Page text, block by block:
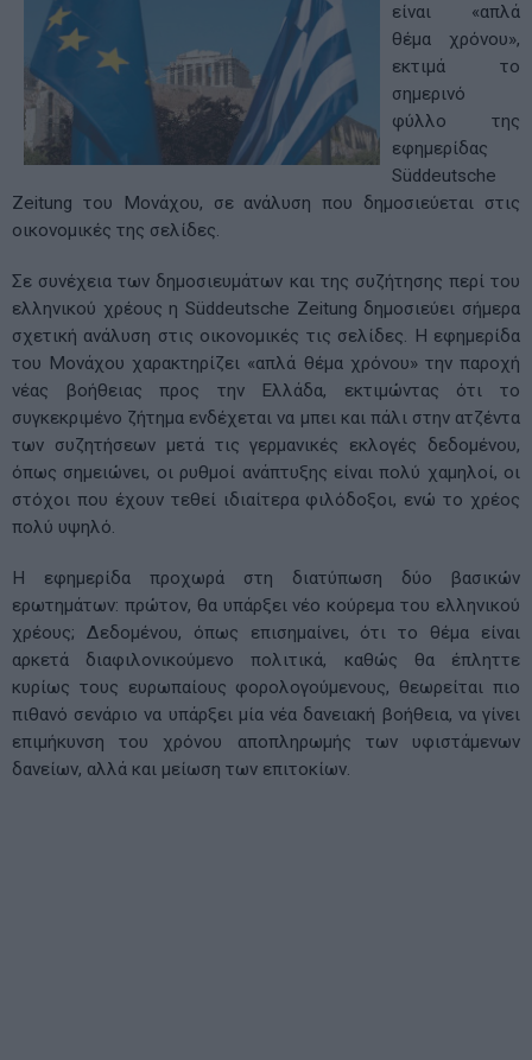
είναι «απλά
θέμα χρόνου»,
εκτιμά το
σημερινό
φύλλο της
εφημερίδας
Süddeutsche
Zeitung του Μονάχου, σε ανάλυση που δημοσιεύεται στις
οικονομικές της σελίδες.
Σε συνέχεια των δημοσιευμάτων και της συζήτησης περί του
ελληνικού χρέους η Süddeutsche Zeitung δημοσιεύει σήμερα
σχετική ανάλυση στις οικονομικές τις σελίδες. Η εφημερίδα
του Μονάχου χαρακτηρίζει «απλά θέμα χρόνου» την παροχή
νέας βοήθειας προς την Ελλάδα, εκτιμώντας ότι το
συγκεκριμένο ζήτημα ενδέχεται να μπει και πάλι στην ατζέντα
των συζητήσεων μετά τις γερμανικές εκλογές δεδομένου,
όπως σημειώνει, οι ρυθμοί ανάπτυξης είναι πολύ χαμηλοί, οι
στόχοι που έχουν τεθεί ιδιαίτερα φιλόδοξοι, ενώ το χρέος
πολύ υψηλό.
Η εφημερίδα προχωρά στη διατύπωση δύο βασικών
ερωτημάτων: πρώτον, θα υπάρξει νέο κούρεμα του ελληνικού
χρέους; Δεδομένου, όπως επισημαίνει, ότι το θέμα είναι
αρκετά διαφιλονικούμενο πολιτικά, καθώς θα έπληττε
κυρίως τους ευρωπαίους φορολογούμενους, θεωρείται πιο
πιθανό σενάριο να υπάρξει μία νέα δανειακή βοήθεια, να γίνει
επιμήκυνση του χρόνου αποπληρωμής των υφιστάμενων
δανείων, αλλά και μείωση των επιτοκίων.